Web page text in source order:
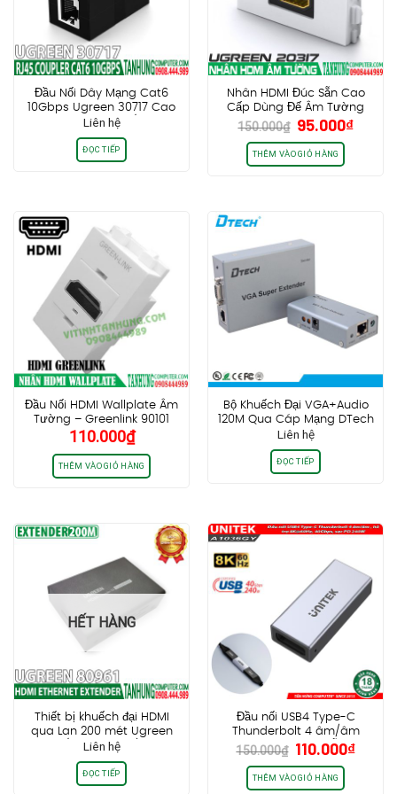
Đầu Nối Dây Mạng Cat6
10Gbps Ugreen 30717 Cao
Cấp Chính Hãng (Hộp 5
cái)
Liên hệ
ĐỌC TIẾP
Nhân HDMI Đúc Sẵn Cao
Cấp Dùng Đế Âm Tường
Ugreen 20317
150.000₫ Giá
gốc
là:
150.000₫.
95.000₫Giá
THÊM VÀO GIỎ HÀNG
Đầu Nối HDMI Wallplate Âm
Tường – Greenlink 90101
110.000₫
THÊM VÀO GIỎ HÀNG
Bộ Khuếch Đại VGA+Audio
120M Qua Cáp Mạng DTech
DT-7020
Liên hệ
ĐỌC TIẾP
HẾT HÀNG
Thiết bị khuếch đại HDMI
qua Lan 200 mét Ugreen
80961 (Transmitter) chính
hãng cao cấp
Liên hệ
ĐỌC TIẾP
Đầu nối USB4 Type-C
Thunderbolt 4 âm/âm
Unitek A1036GY, hỗ trợ
8K@60Hz, 40Gbps, sạc PD
240W
150.000₫ Giá
gốc
là:
110.000₫Giá
THÊM VÀO GIỎ HÀNG